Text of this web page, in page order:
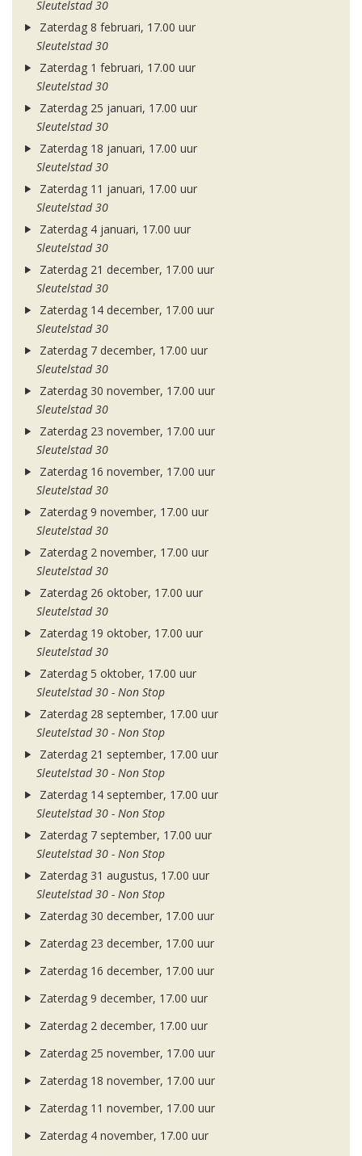
Sleutelstad 30
Zaterdag 8 februari, 17.00 uur
Sleutelstad 30
Zaterdag 1 februari, 17.00 uur
Sleutelstad 30
Zaterdag 25 januari, 17.00 uur
Sleutelstad 30
Zaterdag 18 januari, 17.00 uur
Sleutelstad 30
Zaterdag 11 januari, 17.00 uur
Sleutelstad 30
Zaterdag 4 januari, 17.00 uur
Sleutelstad 30
Zaterdag 21 december, 17.00 uur
Sleutelstad 30
Zaterdag 14 december, 17.00 uur
Sleutelstad 30
Zaterdag 7 december, 17.00 uur
Sleutelstad 30
Zaterdag 30 november, 17.00 uur
Sleutelstad 30
Zaterdag 23 november, 17.00 uur
Sleutelstad 30
Zaterdag 16 november, 17.00 uur
Sleutelstad 30
Zaterdag 9 november, 17.00 uur
Sleutelstad 30
Zaterdag 2 november, 17.00 uur
Sleutelstad 30
Zaterdag 26 oktober, 17.00 uur
Sleutelstad 30
Zaterdag 19 oktober, 17.00 uur
Sleutelstad 30
Zaterdag 5 oktober, 17.00 uur
Sleutelstad 30 - Non Stop
Zaterdag 28 september, 17.00 uur
Sleutelstad 30 - Non Stop
Zaterdag 21 september, 17.00 uur
Sleutelstad 30 - Non Stop
Zaterdag 14 september, 17.00 uur
Sleutelstad 30 - Non Stop
Zaterdag 7 september, 17.00 uur
Sleutelstad 30 - Non Stop
Zaterdag 31 augustus, 17.00 uur
Sleutelstad 30 - Non Stop
Zaterdag 30 december, 17.00 uur
Zaterdag 23 december, 17.00 uur
Zaterdag 16 december, 17.00 uur
Zaterdag 9 december, 17.00 uur
Zaterdag 2 december, 17.00 uur
Zaterdag 25 november, 17.00 uur
Zaterdag 18 november, 17.00 uur
Zaterdag 11 november, 17.00 uur
Zaterdag 4 november, 17.00 uur